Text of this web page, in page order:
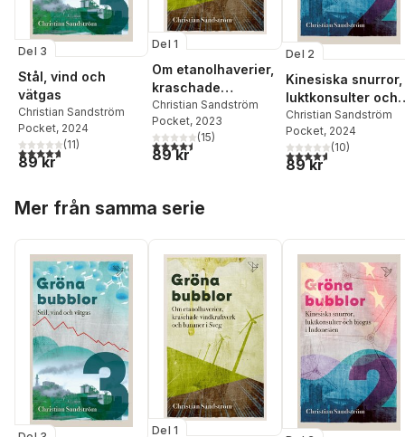
Del 3
Stål, vind och
vätgas
Christian Sandström
Pocket, 2024
4,7utav 5 stjärnor. Totalt antal röster:
(11)
89 kr
Del 1
Om etanolhaverier,
kraschade
vindkraftverk och
bananer i Sveg
Christian Sandström
Pocket, 2023
4,5utav 5 stjärnor. Totalt antal röster:
(15)
89 kr
Del 2
Kinesiska snurror,
luktkonsulter och
biogas i
Christian Sandström
Pocket, 2024
4,6utav 5 stjärnor.
(10)
89 kr
Mer från samma serie
Del 1